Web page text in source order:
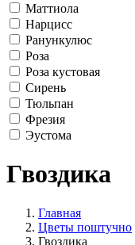
Маттиола
Нарцисс
Ранункулюс
Роза
Роза кустовая
Сирень
Тюльпан
Фрезия
Эустома
Гвоздика
Главная
Цветы поштучно
Гвоздика